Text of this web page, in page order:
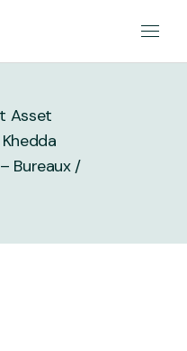
Asset
Bureaux /